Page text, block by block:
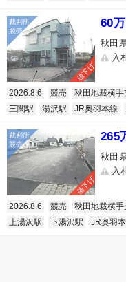
値下げ
60
秋田
入
2026.8.6 競売 秋田地裁横手
三関駅
湯沢駅 JR奥羽本線
値下げ
265
秋田
入
2026.8.6 競売 秋田地裁横手
上湯沢駅
下湯沢駅 JR奥羽